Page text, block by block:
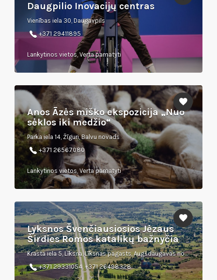
Daugpilio Inovacijų centras
Vienības iela 30, Daugavpils
+371 29411895
Lankytinos vietos, Verta pamatyti
Anos Āzės miško ekspozicija „Nuo
sėklos iki medžio“
Parka iela 14, Žīguri, Balvu novads
+371 26567080
Lankytinos vietos, Verta pamatyti
Lyksnos Švenčiausiosios Jėzaus
Širdies Romos katalikų bažnyčia
Krasta iela 5, Līksna, Līksnas pagasts, Augšdaugavas novads
+371 29331054, +371 26498328